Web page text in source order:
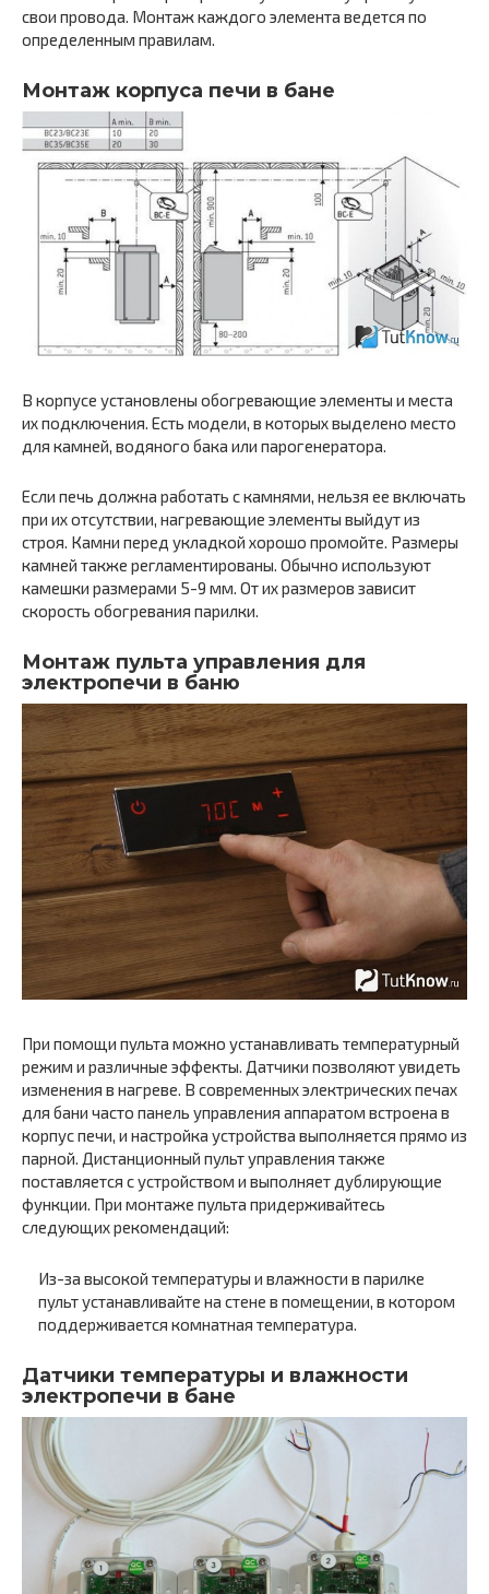
свои провода. Монтаж каждого элемента ведется по
определенным правилам.
Монтаж корпуса печи в бане
В корпусе установлены обогревающие элементы и места
их подключения. Есть модели, в которых выделено место
для камней, водяного бака или парогенератора.
Если печь должна работать с камнями, нельзя ее включать
при их отсутствии, нагревающие элементы выйдут из
строя. Камни перед укладкой хорошо промойте. Размеры
камней также регламентированы. Обычно используют
камешки размерами 5-9 мм. От их размеров зависит
скорость обогревания парилки.
Монтаж пульта управления для
электропечи в баню
При помощи пульта можно устанавливать температурный
режим и различные эффекты. Датчики позволяют увидеть
изменения в нагреве. В современных электрических печах
для бани часто панель управления аппаратом встроена в
корпус печи, и настройка устройства выполняется прямо из
парной. Дистанционный пульт управления также
поставляется с устройством и выполняет дублирующие
функции. При монтаже пульта придерживайтесь
следующих рекомендаций:
Из-за высокой температуры и влажности в парилке
пульт устанавливайте на стене в помещении, в котором
поддерживается комнатная температура.
Датчики температуры и влажности
электропечи в бане